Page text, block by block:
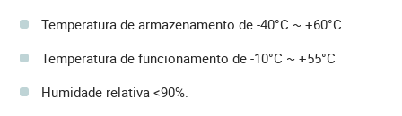
Temperatura de armazenamento de -40°C ~ +60°C
Temperatura de funcionamento de -10°C ~ +55°C
Humidade relativa <90%.